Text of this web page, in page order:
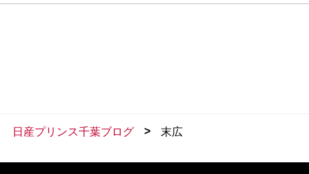
日産プリンス千葉ブログ > 末広